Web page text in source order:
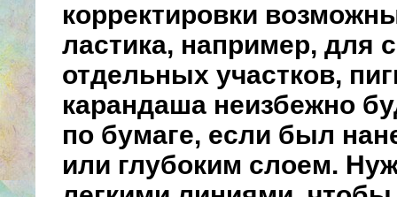
корректировки
ластика, например, для
отдельных участков,
карандаша неизбежно
по бумаге, если был
или глубоким слоем.